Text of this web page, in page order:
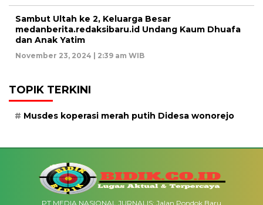
Sambut Ultah ke 2, Keluarga Besar
medanberita.redaksibaru.id Undang Kaum Dhuafa
dan Anak Yatim
November 23, 2024 | 2:39 am WIB
TOPIK TERKINI
Musdes koperasi merah putih Didesa wonorejo
PT MEDIA NASIONAL JURNALIS: Jalan Pondok Baru